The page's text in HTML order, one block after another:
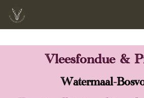
Vleesfondue &
Watermaal-